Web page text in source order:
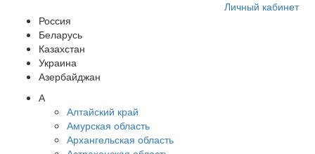
Личный кабинет
Россия
Беларусь
Казахстан
Украина
Азербайджан
А
Алтайский край
Амурская область
Архангельская область